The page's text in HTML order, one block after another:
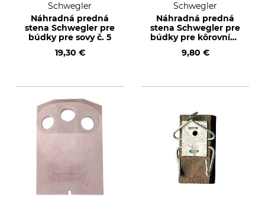
Schwegler
Náhradná predná
stena Schwegler pre
búdky pre sovy č. 5
19,30 €
Schwegler
Náhradná predná
stena Schwegler pre
búdky pre kôrovníky
9,80 €